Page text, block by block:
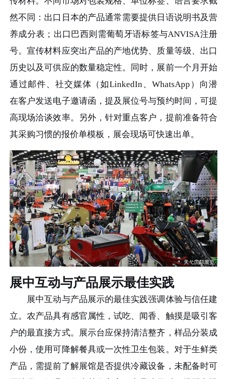
然不同：出口日本的产品通常需要提供日语说明书及营
养成分表；出口巴西则需葡萄牙语标签与ANVISA注册
号。宣传材料应突出产品的产地优势、质量等级、出口
历史以及可供应的数量稳定性。同时，展前一个月开始
通过邮件、社交媒体（如LinkedIn、WhatsApp）向潜
在客户发送电子邀请函，提及展位号与预约时间，可提
高现场洽谈效率。另外，针对重点客户，提前准备符合
其采购习惯的报价单模板，展会现场可快速出单。
展中互动与产品展示最佳实践
展中互动与产品展示的最佳实践强调体验与信任建
立。农产品具有感官属性，试吃、闻香、触摸是吸引客
户的最直接方式。展示台应保持清洁整齐，样品分装成
小份，使用可降解餐具或一次性卫生包装。对于生鲜类
产品，需提前了解展馆是否提供冷藏设备，未配备时可